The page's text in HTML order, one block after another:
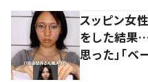
スッピン女
をした結果
思った」「ベ